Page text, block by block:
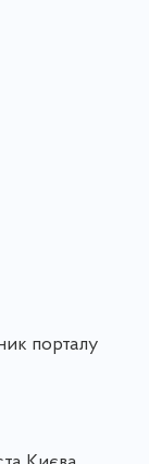
порталу